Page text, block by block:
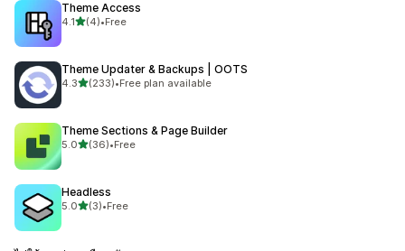
Theme Access
4.1เต็ม 5 ดาว
(4)
ทั้งหมด 4 รีวิว
•Free
Theme Updater & Backups | OOTS
4.3เต็ม 5 ดาว
(233)
ทั้งหมด 233 รีวิว
•Free plan available
Theme Sections & Page Builder
5.0เต็ม 5 ดาว
(36)
ทั้งหมด 36 รีวิว
•Free
Headless
5.0เต็ม 5 ดาว
(3)
ทั้งหมด 3 รีวิว
•Free